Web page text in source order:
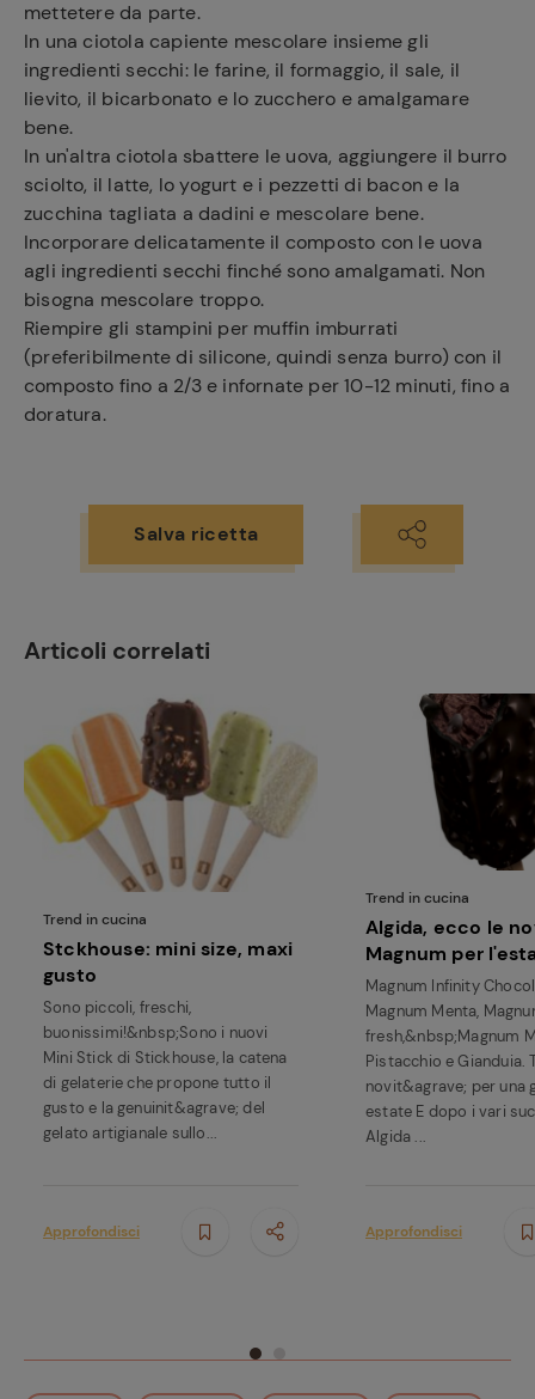
mettetere da parte.
In una ciotola capiente mescolare insieme gli
ingredienti secchi: le farine, il formaggio, il sale, il
lievito, il bicarbonato e lo zucchero e amalgamare
bene.
In un'altra ciotola sbattere le uova, aggiungere il burro
sciolto, il latte, lo yogurt e i pezzetti di bacon e la
zucchina tagliata a dadini e mescolare bene.
Incorporare delicatamente il composto con le uova
agli ingredienti secchi finché sono amalgamati. Non
bisogna mescolare troppo.
Riempire gli stampini per muffin imburrati
(preferibilmente di silicone, quindi senza burro) con il
composto fino a 2/3 e infornate per 10-12 minuti, fino a
doratura.
Salva ricetta
Articoli correlati
Trend in cucina
Stckhouse: mini size, maxi
gusto
Sono piccoli, freschi,
buonissimi!&nbsp;Sono i nuovi
Mini Stick di Stickhouse, la catena
di gelaterie che propone tutto il
gusto e la genuinit&agrave; del
gelato artigianale sullo...
Approfondisci
Trend in cucina
Algida, ecco le
Magnum per
Magnum Infinity
Magnum Menta,
fresh,&nbsp;Magnum
Pistacchio e Gianduia.
novit&agrave; per una
estate E dopo i vari
Algida ...
Approfondisci